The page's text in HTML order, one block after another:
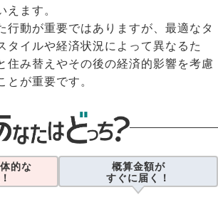
ます。
行動が重要ではありますが、最適なタ
タイルや経済状況によって異なるた
住み替えやその後の経済的影響を考慮
とが重要です。
的な
概算金額が
すぐに届く！